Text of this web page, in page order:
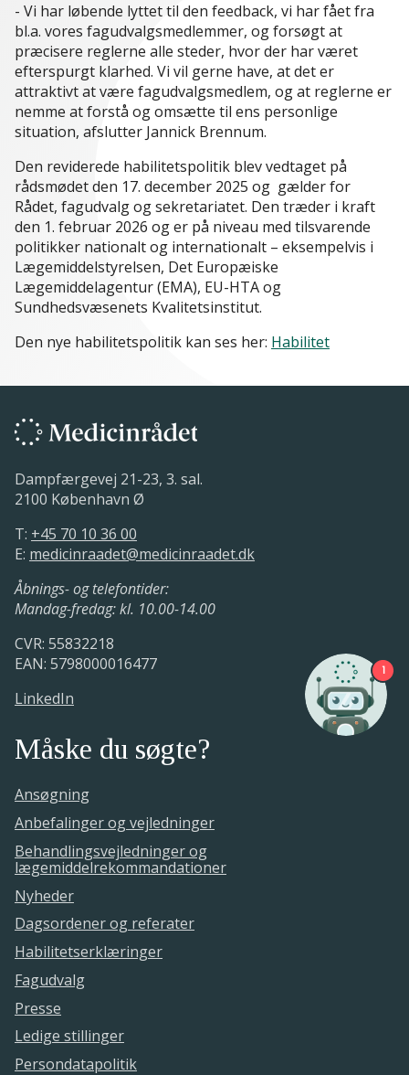
- Vi har løbende lyttet til den feedback, vi har fået fra
bl.a. vores fagudvalgsmedlemmer, og forsøgt at
præcisere reglerne alle steder, hvor der har været
efterspurgt klarhed. Vi vil gerne have, at det er
attraktivt at være fagudvalgsmedlem, og at reglerne er
nemme at forstå og omsætte til ens personlige
situation, afslutter Jannick Brennum.
Den reviderede habilitetspolitik blev vedtaget på
rådsmødet den 17. december 2025 og gælder for
Rådet, fagudvalg og sekretariatet. Den træder i kraft
den 1. februar 2026 og er på niveau med tilsvarende
politikker nationalt og internationalt – eksempelvis i
Lægemiddelstyrelsen, Det Europæiske
Lægemiddelagentur (EMA), EU-HTA og
Sundhedsvæsenets Kvalitetsinstitut.
Den nye habilitetspolitik kan ses her: Habilitet
Dampfærgevej 21-23, 3. sal.
2100 København Ø
T: +45 70 10 36 00
E: medicinraadet@medicinraadet.dk
Åbnings- og telefontider:
Mandag-fredag: kl. 10.00-14.00
CVR: 55832218
EAN: 5798000016477
LinkedIn
Måske du søgte?
Ansøgning
Anbefalinger og vejledninger
Behandlingsvejledninger og
lægemiddelrekommandationer
Nyheder
Dagsordener og referater
Habilitetserklæringer
Fagudvalg
Presse
Ledige stillinger
Persondatapolitik
1